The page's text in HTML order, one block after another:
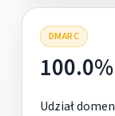
DMARC
100.0%
Udział